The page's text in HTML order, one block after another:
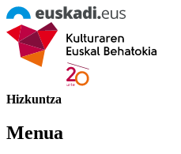
Hizkuntza
Menua